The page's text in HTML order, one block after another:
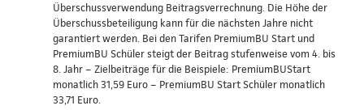
Überschussverwendung Beitragsverrechnung. Die Höhe der
Überschussbeteiligung kann für die nächsten Jahre nicht
garantiert werden. Bei den Tarifen PremiumBU Start und
PremiumBU Schüler steigt der Beitrag stufenweise vom 4. bis
8. Jahr – Zielbeiträge für die Beispiele: PremiumBUStart
monatlich 31,59 Euro – PremiumBU Start Schüler monatlich
33,71 Euro.